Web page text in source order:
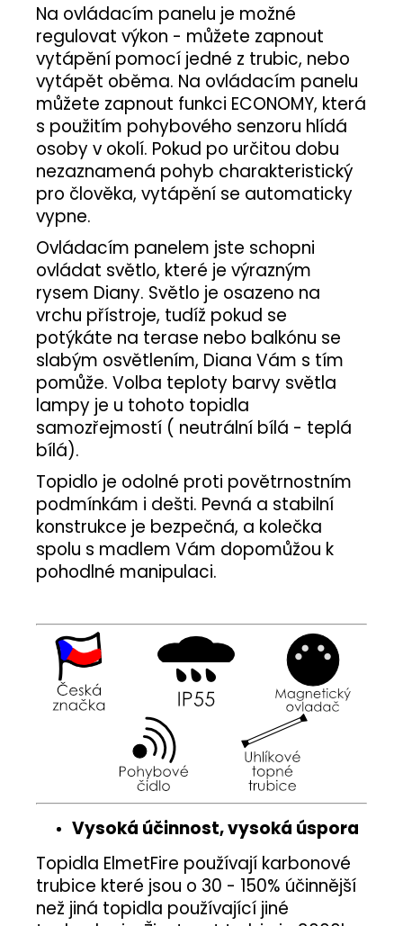
Na ovládacím panelu je možné
regulovat výkon - můžete zapnout
vytápění pomocí jedné z trubic, nebo
vytápět oběma. Na ovládacím panelu
můžete zapnout funkci ECONOMY, která
s použitím pohybového senzoru hlídá
osoby v okolí. Pokud po určitou dobu
nezaznamená pohyb charakteristický
pro člověka, vytápění se automaticky
vypne.
Ovládacím panelem jste schopni
ovládat světlo, které je výrazným
rysem Diany. Světlo je osazeno na
vrchu přístroje, tudíž pokud se
potýkáte na terase nebo balkónu se
slabým osvětlením, Diana Vám s tím
pomůže. Volba teploty barvy světla
lampy je u tohoto topidla
samozřejmostí ( neutrální bílá - teplá
bílá).
Topidlo je odolné proti povětrnostním
podmínkám i dešti. Pevná a stabilní
konstrukce je bezpečná, a kolečka
spolu s madlem Vám dopomůžou k
pohodlné manipulaci.
Vysoká účinnost, vysoká úspora
Topidla ElmetFire používají karbonové
trubice které jsou o 30 - 150% účinnější
než jiná topidla používající jiné